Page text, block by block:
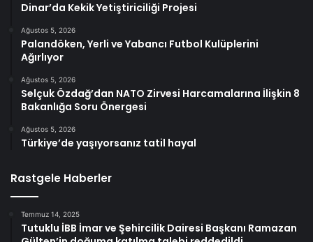
Dinar’da Kekik Yetiştiriciliği Projesi
Ağustos 5, 2026
Palandöken, Yerli ve Yabancı Futbol Kulüplerini
Ağırlıyor
Ağustos 5, 2026
Selçuk Özdağ’dan NATO Zirvesi Harcamalarına İlişkin 8
Bakanlığa Soru Önergesi
Ağustos 5, 2026
Türkiye’de yaşıyorsanız tatil hayal
Rastgele Haberler
Temmuz 14, 2025
Tutuklu İBB İmar ve Şehircilik Dairesi Başkanı Ramazan